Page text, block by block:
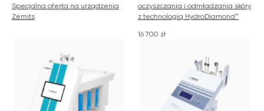
Specjalna oferta na urządzenia
Zemits
oczyszczania i odmładzania skóry
z technologią HydroDiamond™
16 700 zł